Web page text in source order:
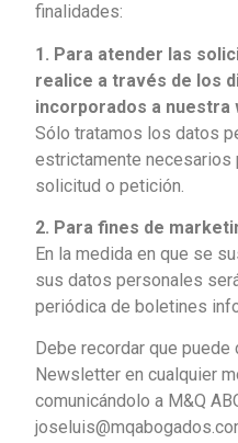
finalidades:
1. Para atender las
realice a través de los
incorporados a nuestra
Sólo tratamos los datos
estrictamente necesarios
solicitud o petición.
2. Para fines de
En la medida en que se
sus datos personales
periódica de boletines
Debe recordar que puede
Newsletter en cualquier
comunicándolo a M&Q